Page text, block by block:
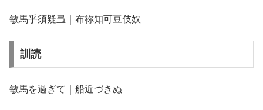
敏馬乎須疑弖｜布祢知可豆伎奴
訓読
敏馬を過ぎて｜船近づきぬ